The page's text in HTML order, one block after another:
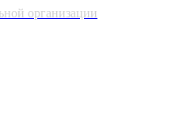
организации